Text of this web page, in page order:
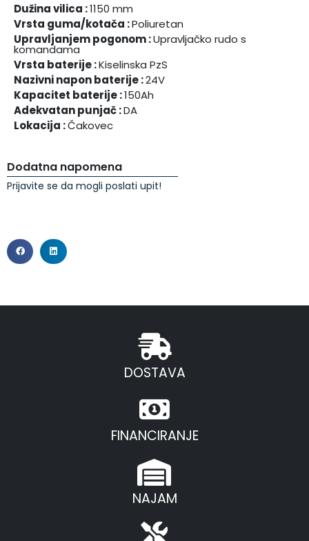
Dužina vilica :1150 mm
Vrsta guma/kotača :Poliuretan
Upravljanjem pogonom :Upravljačko rudo s
komandama
Vrsta baterije :Kiselinska PzS
Nazivni napon baterije :24V
Kapacitet baterije :150Ah
Adekvatan punjač :DA
Lokacija :Čakovec
Dodatna napomena
Prijavite se da mogli poslati upit!
DOSTAVA
FINANCIRANJE
NAJAM